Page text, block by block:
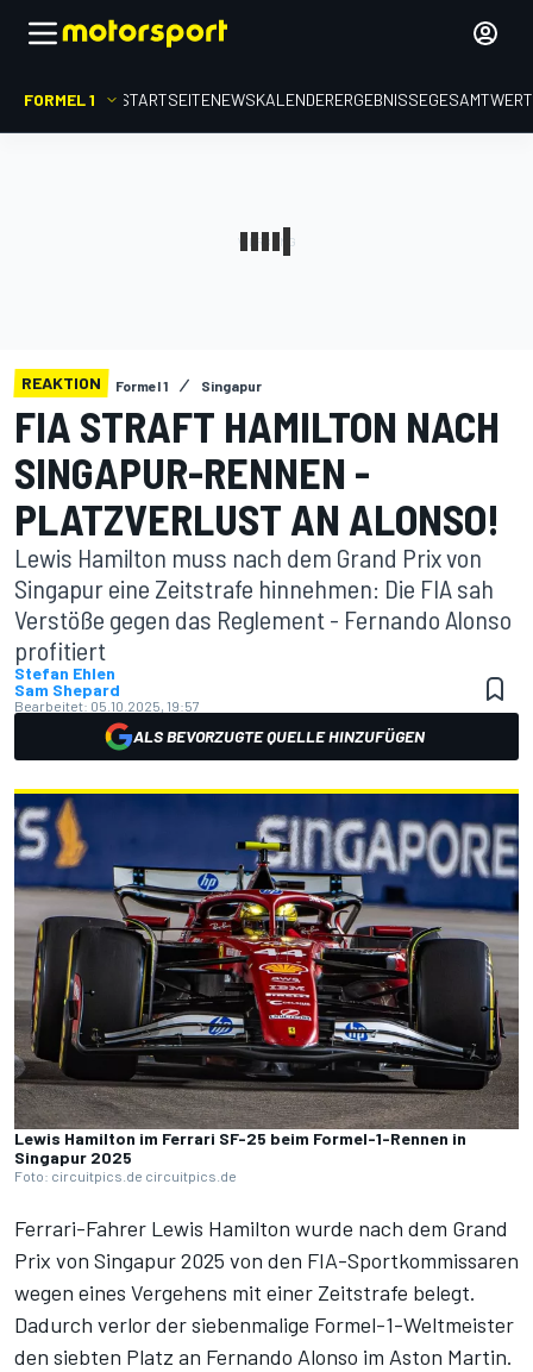
FORMEL 1 STARTSEITENEWSKALENDERERGEBNISSE
REAKTION Formel 1 Singapur
FIA STRAFT HAMILTON NACH
SINGAPUR-RENNEN -
PLATZVERLUST AN ALONSO!
Lewis Hamilton muss nach dem Grand Prix von
Singapur eine Zeitstrafe hinnehmen: Die FIA sah
Verstöße gegen das Reglement - Fernando Alonso
profitiert
Stefan Ehlen
Sam Shepard
Bearbeitet: 05.10.2025, 19:57
ALS BEVORZUGTE QUELLE HINZUFÜGEN
Lewis Hamilton im Ferrari SF-25 beim Formel-1-Rennen in
Singapur 2025
Foto: circuitpics.de circuitpics.de
Ferrari-Fahrer Lewis Hamilton wurde nach dem Grand
Prix von Singapur 2025 von den FIA-Sportkommissaren
wegen eines Vergehens mit einer Zeitstrafe belegt.
Dadurch verlor der siebenmalige Formel-1-Weltmeister
den siebten Platz an Fernando Alonso im Aston Martin.